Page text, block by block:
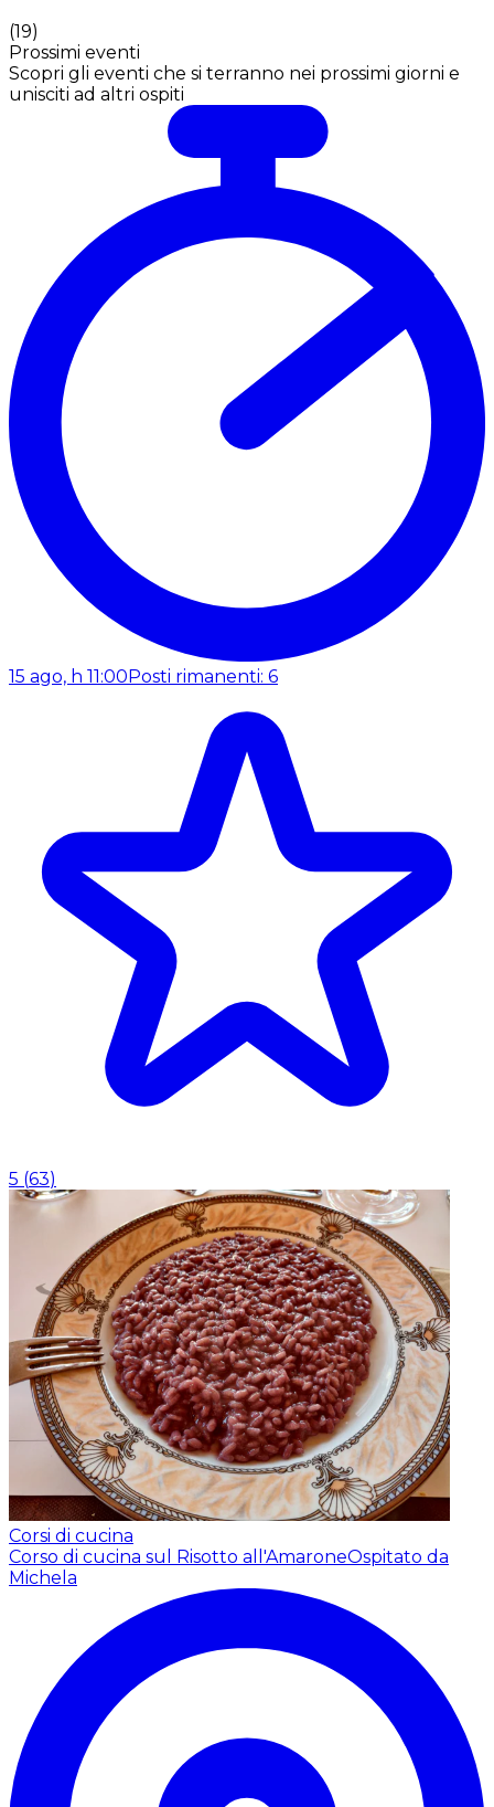
(19)
Prossimi eventi
Scopri gli eventi che si terranno nei prossimi giorni e
unisciti ad altri ospiti
15 ago, h 11:00 Posti rimanenti: 6
5 (63)
Corsi di cucina
Corso di cucina sul Risotto all'AmaroneOspitato da
Michela